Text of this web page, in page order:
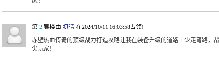
第 2 层楼由 初晴 在2024/10/11 16:03:58占领!
赤壁热血传奇的顶级战力打造攻略让我在装备升级的道路上少走弯路，
尖玩家！